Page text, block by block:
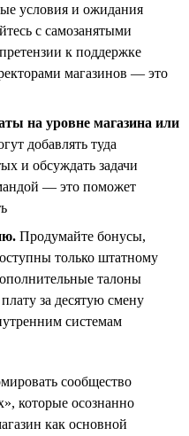
условия и ожидания
с самозанятыми
к поддержке
магазинов — это
на уровне магазина или
добавлять туда
и обсуждать задачи
— это поможет
Продумайте бонусы,
только штатному
талоны
за десятую смену
системам
сообщество
которые осознанно
как основной